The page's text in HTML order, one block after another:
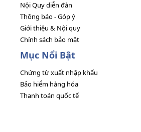
Nội Quy diễn đàn
Thông báo - Góp ý
Giới thiệu & Nội quy
Chính sách bảo mật
Mục Nổi Bật
Chứng từ xuất nhập khẩu
Bảo hiểm hàng hóa
Thanh toán quốc tế